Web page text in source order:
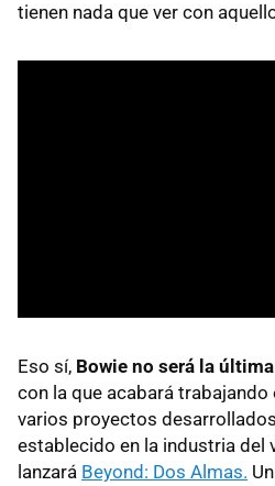
tienen nada que ver con
Eso sí, Bowie no será la
con la que acabará
varios proyectos
establecido en la industria del
lanzará Beyond: Dos Almas.